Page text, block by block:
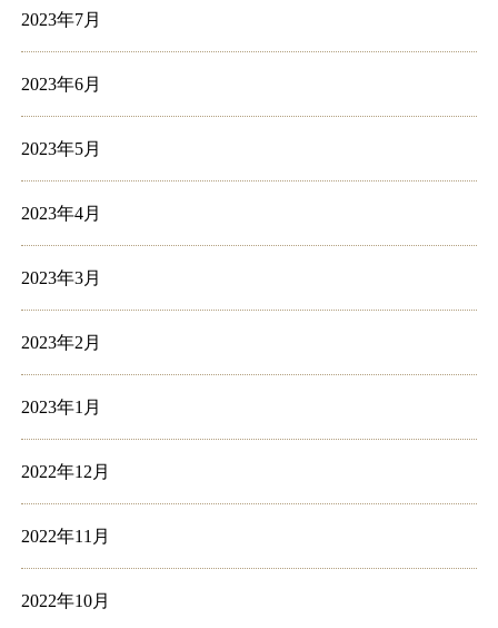
2023年7月
2023年6月
2023年5月
2023年4月
2023年3月
2023年2月
2023年1月
2022年12月
2022年11月
2022年10月